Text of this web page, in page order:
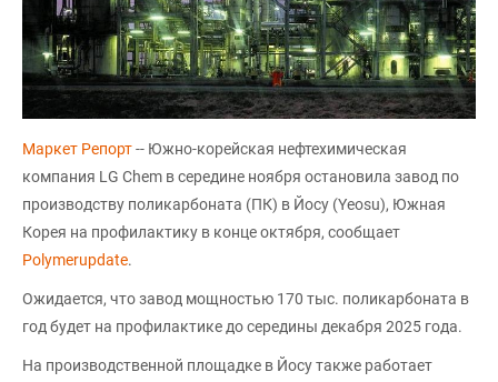
Маркет Репорт-- Южно-корейская нефтехимическая
компания LG Chem в середине ноября остановила завод по
производству поликарбоната (ПК) в Йосу (Yeosu), Южная
Корея на профилактику в конце октября, сообщает
Polymerupdate.
Ожидается, что завод мощностью 170 тыс. поликарбоната в
год будет на профилактике до середины декабря 2025 года.
На производственной площадке в Йосу также работает